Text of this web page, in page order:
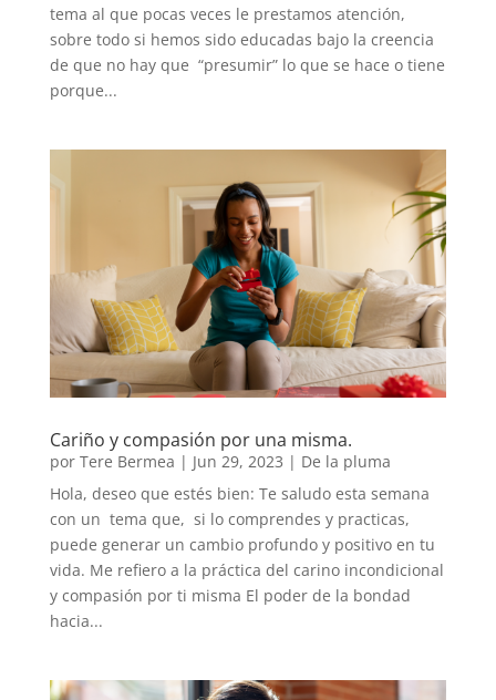
tema al que pocas veces le prestamos atención,
sobre todo si hemos sido educadas bajo la creencia
de que no hay que “presumir” lo que se hace o tiene
porque...
Cariño y compasión por una misma.
por Tere Bermea | Jun 29, 2023 | De la pluma
Hola, deseo que estés bien: Te saludo esta semana
con un tema que, si lo comprendes y practicas,
puede generar un cambio profundo y positivo en tu
vida. Me refiero a la práctica del carino incondicional
y compasión por ti misma El poder de la bondad
hacia...